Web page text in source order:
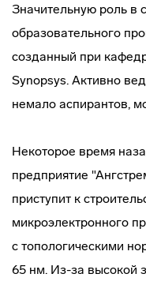
Значительную роль в
образовательного
созданный при
Synopsys. Активно
немало аспирантов,
Некоторое время
предприятие
приступит к
микроэлектронного
с топологическими
65 нм. Из-за высокой